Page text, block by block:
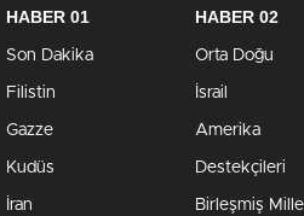
HABER 01
Son Dakika
Filistin
Gazze
Kudüs
İran
HABER 02
Orta Doğu
İsrail
Amerika
Destekçileri
Birleşmiş